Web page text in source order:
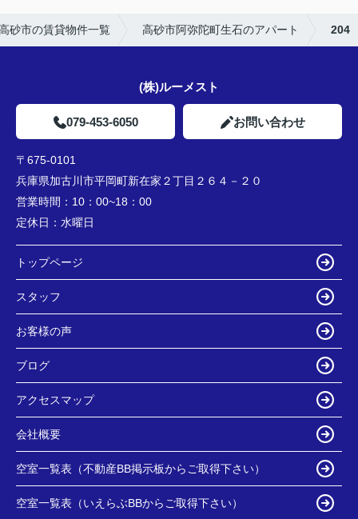
砂市の賃貸物件一覧 高砂市阿弥陀町生石のアパート 204
(株)ルーメスト
079-453-6050 お問い合わせ
〒675-0101
兵庫県加古川市平岡町新在家２丁目２６４－２０
営業時間： 10：00~18：00
定休日： 水曜日
トップページ
スタッフ
お客様の声
ブログ
アクセスマップ
会社概要
空室一覧表（不動産BB掲示板からご取得下さい）
空室一覧表（いえらぶBBからご取得下さい）